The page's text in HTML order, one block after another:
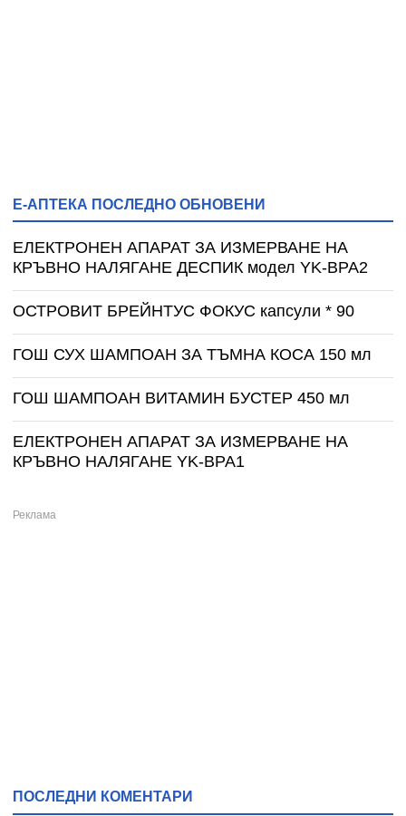
Е-АПТЕКА ПОСЛЕДНО ОБНОВЕНИ
ЕЛЕКТРОНЕН АПАРАТ ЗА ИЗМЕРВАНЕ НА
КРЪВНО НАЛЯГАНЕ ДЕСПИК модел YK-BPA2
ОСТРОВИТ БРЕЙНТУС ФOКУС капсули * 90
ГОШ СУХ ШАМПОАН ЗА ТЪМНА КОСА 150 мл
ГОШ ШАМПОАН ВИТАМИН БУСТЕР 450 мл
ЕЛЕКТРОНЕН АПАРАТ ЗА ИЗМЕРВАНЕ НА
КРЪВНО НАЛЯГАНЕ YK-BPA1
ПОСЛЕДНИ КОМЕНТАРИ